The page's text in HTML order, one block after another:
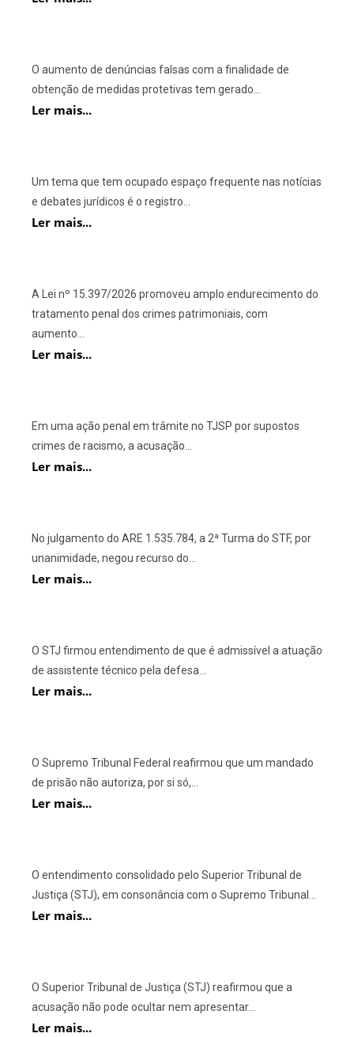
O aumento de denúncias falsas com a finalidade de
obtenção de medidas protetivas tem gerado...
Ler mais...
Um tema que tem ocupado espaço frequente nas notícias
e debates jurídicos é o registro...
Ler mais...
A Lei nº 15.397/2026 promoveu amplo endurecimento do
tratamento penal dos crimes patrimoniais, com
aumento...
Ler mais...
Em uma ação penal em trâmite no TJSP por supostos
crimes de racismo, a acusação...
Ler mais...
No julgamento do ARE 1.535.784, a 2ª Turma do STF, por
unanimidade, negou recurso do...
Ler mais...
O STJ firmou entendimento de que é admissível a atuação
de assistente técnico pela defesa...
Ler mais...
O Supremo Tribunal Federal reafirmou que um mandado
de prisão não autoriza, por si só,...
Ler mais...
O entendimento consolidado pelo Superior Tribunal de
Justiça (STJ), em consonância com o Supremo Tribunal...
Ler mais...
O Superior Tribunal de Justiça (STJ) reafirmou que a
acusação não pode ocultar nem apresentar...
Ler mais...